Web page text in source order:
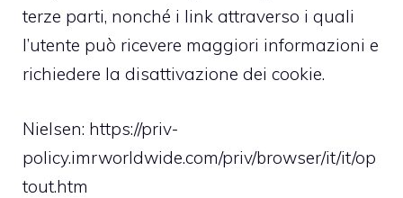
terze parti, nonché i link attraverso i quali
l’utente può ricevere maggiori informazioni e
richiedere la disattivazione dei cookie.
Nielsen: https://priv-
policy.imrworldwide.com/priv/browser/it/it/op
tout.htm